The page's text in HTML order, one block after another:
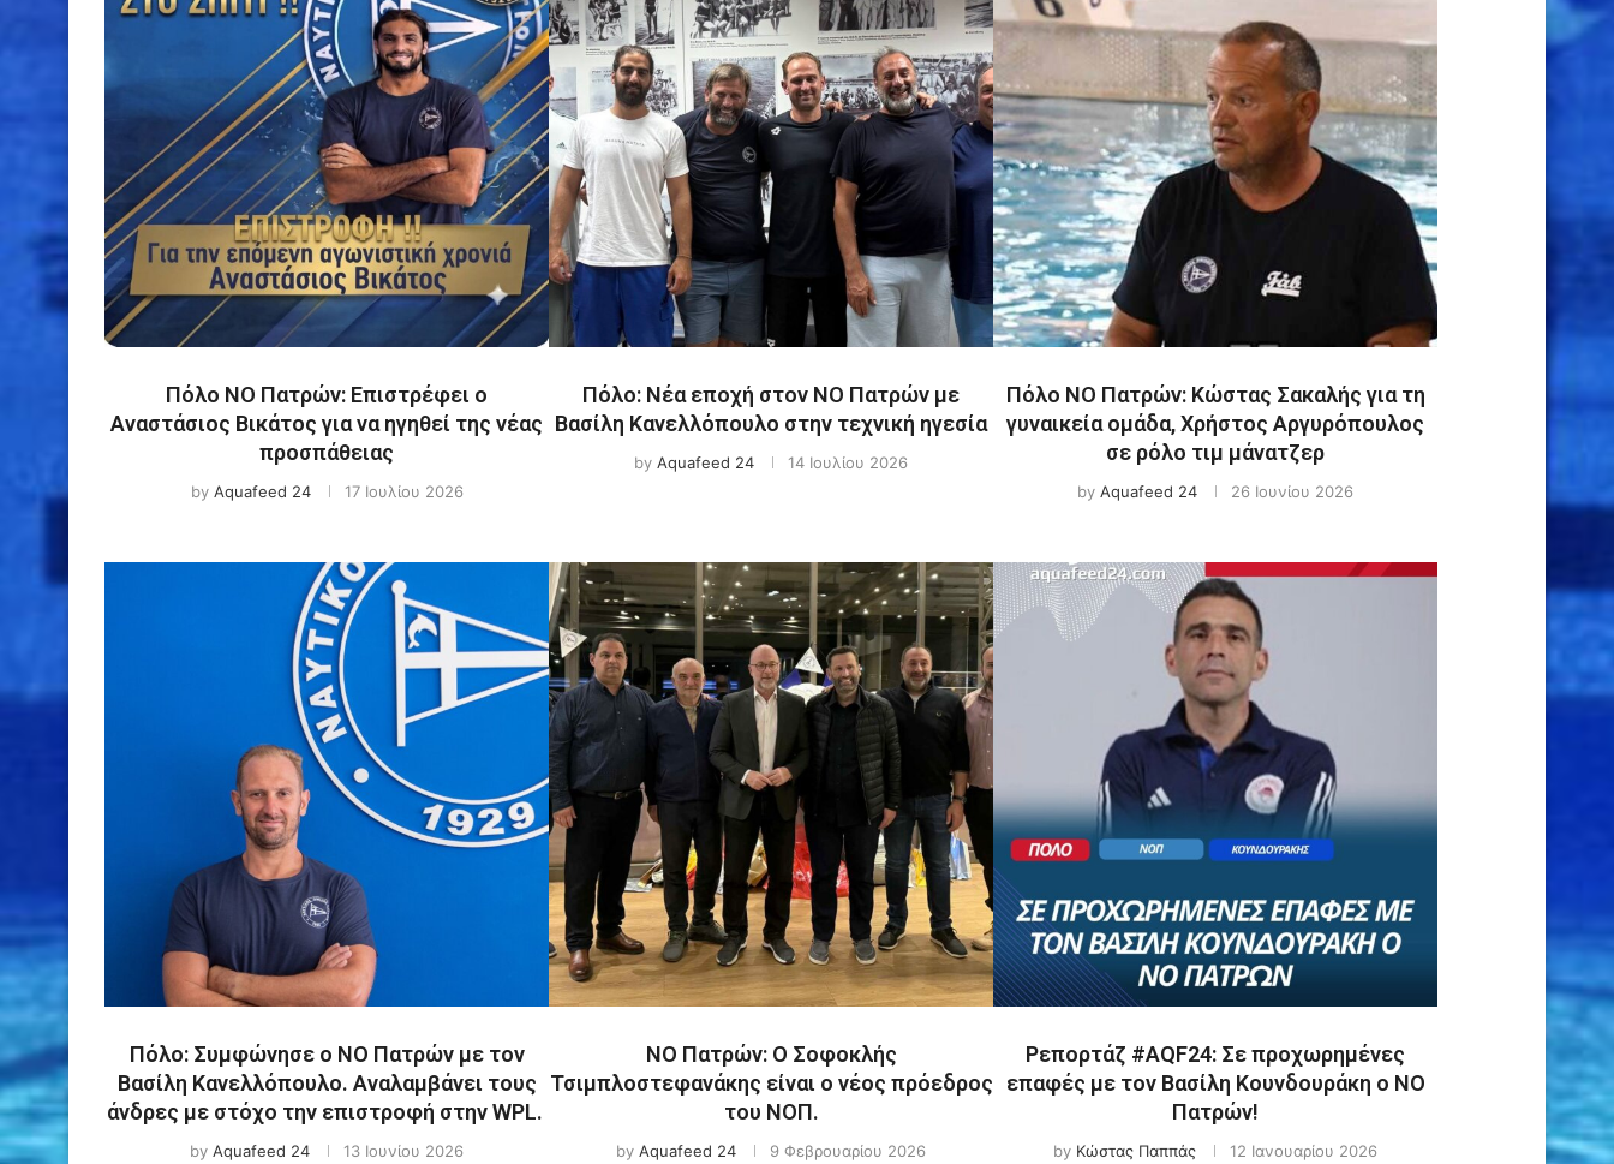
Πόλο ΝΟ Πατρών: Επιστρέφει ο
Αναστάσιος Βικάτος για να ηγηθεί της νέας
προσπάθειας
by Aquafeed 24 17 Ιουλίου 2026
Πόλο: Νέα εποχή στον ΝΟ Πατρών με
Βασίλη Κανελλόπουλο στην τεχνική ηγεσία
by Aquafeed 24 14 Ιουλίου 2026
Πόλο ΝΟ Πατρών: Κώστας Σακαλής για τη
γυναικεία ομάδα, Χρήστος Αργυρόπουλος
σε ρόλο τιμ μάνατζερ
by Aquafeed 24 26 Ιουνίου 2026
Πόλο: Συμφώνησε ο ΝΟ Πατρών με τον
Βασίλη Κανελλόπουλο. Αναλαμβάνει τους
άνδρες με στόχο την επιστροφή στην WPL.
by Aquafeed 24 13 Ιουνίου 2026
ΝΟ Πατρών: O Σοφοκλής
Τσιμπλοστεφανάκης είναι ο νέος πρόεδρος
του ΝΟΠ.
by Aquafeed 24 9 Φεβρουαρίου 2026
Ρεπορτάζ #AQF24: Σε προχωρημένες
επαφές με τον Βασίλη Κουνδουράκη ο ΝΟ
Πατρών!
by Κώστας Παππάς 12 Ιανουαρίου 2026